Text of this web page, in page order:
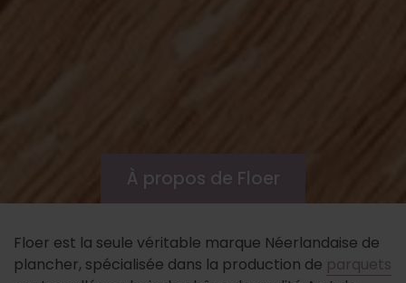
À propos de Floer
Floer est la seule véritable marque Néerlandaise de
plancher, spécialisée dans la production de parquets